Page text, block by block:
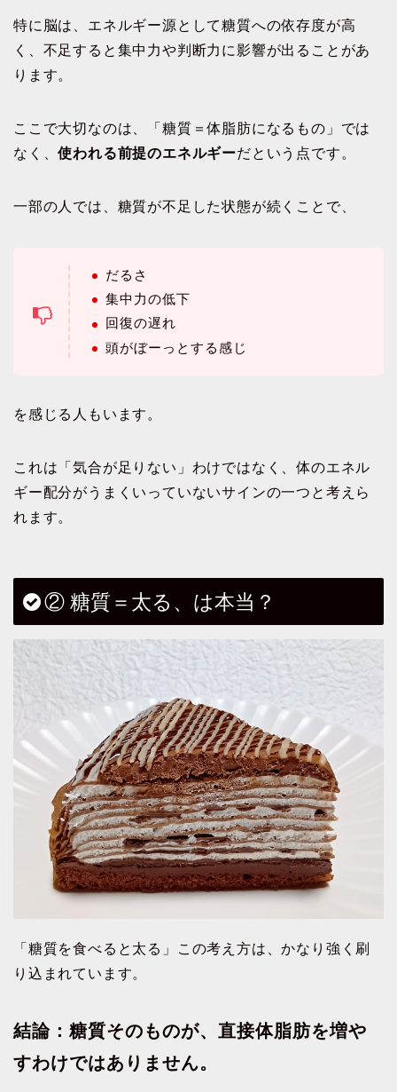
特に脳は、エネルギー源として糖質への依存度が高
く、不足すると集中力や判断力に影響が出ることがあ
ります。
ここで大切なのは、「糖質＝体脂肪になるもの」では
なく、使われる前提のエネルギーだという点です。
一部の人では、糖質が不足した状態が続くことで、
だるさ
集中力の低下
回復の遅れ
頭がぼーっとする感じ
を感じる人もいます。
これは「気合が足りない」わけではなく、体のエネル
ギー配分がうまくいっていないサインの一つと考えら
れます。
② 糖質＝太る、は本当？
「糖質を食べると太る」この考え方は、かなり強く刷
り込まれています。
結論：糖質そのものが、直接体脂肪を増や
すわけではありません。